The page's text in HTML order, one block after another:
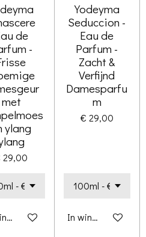
de
-
met
ylang
29,00
Yodeyma
Seduccion -
Eau de
Parfum -
Zacht &
Verfijnd
Damesparfu
m
€ 29,00
In winkelwagen